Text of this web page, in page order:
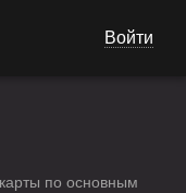
Войти
по основным